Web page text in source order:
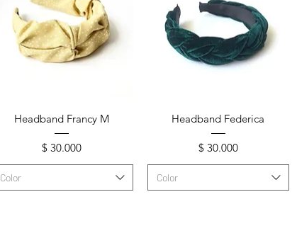
Vista rápida
Headband Francy M
Precio
$ 30.000
Color
Vista rápida
Headband Federica
Precio
$ 30.000
Color